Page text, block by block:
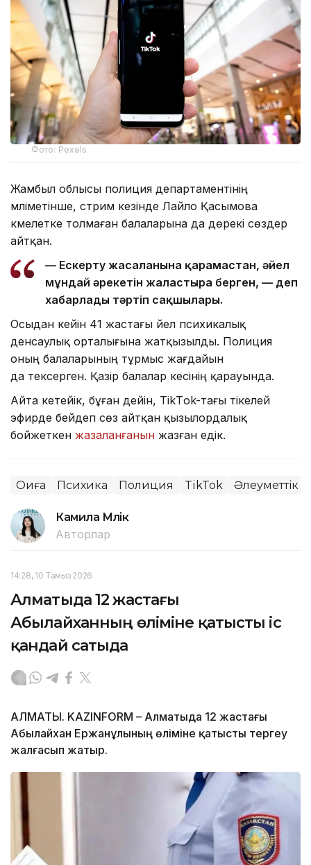
Фото: Pexels
Жамбыл облысы полиция департаментінің
мәліметінше, стрим кезінде Лайло Қасымова
кәмелетке толмаған балаларына да дөрекі сөздер
айтқан.
— Ескерту жасалғанына қарамастан, әйел
мұндай әрекетін жалғастыра берген, — деп
хабарлады тәртіп сақшылары.
Осыдан кейін 41 жастағы әйел психикалық
денсаулық орталығына жатқызылды. Полиция
оның балаларының тұрмыс жағдайын
да тексерген. Қазір балалар әкесінің қарауында.
Айта кетейік, бұған дейін, TikТok-тағы тікелей
эфирде бейәдеп сөз айтқан қызылордалық
бойжеткен жазаланғанын жазған едік.
Оқиға Психика Полиция TikTok Әлеуметтік
Камила Мүлік
Авторлар
14:28, 10 Тамыз 2026
Алматыда 12 жастағы
Абылайханның өліміне қатысты іс
қандай сатыда
АЛМАТЫ. KAZINFORM – Алматыда 12 жастағы
Абылайхан Ержанұлының өліміне қатысты тергеу
жалғасып жатыр.